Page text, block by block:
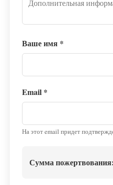
Ваше имя *
Email *
На этот email придет
Сумма пожертвования: